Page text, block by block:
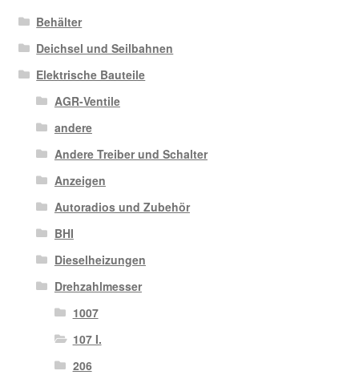
Behälter
Deichsel und Seilbahnen
Elektrische Bauteile
AGR-Ventile
andere
Andere Treiber und Schalter
Anzeigen
Autoradios und Zubehör
BHI
Dieselheizungen
Drehzahlmesser
1007
107 I.
206